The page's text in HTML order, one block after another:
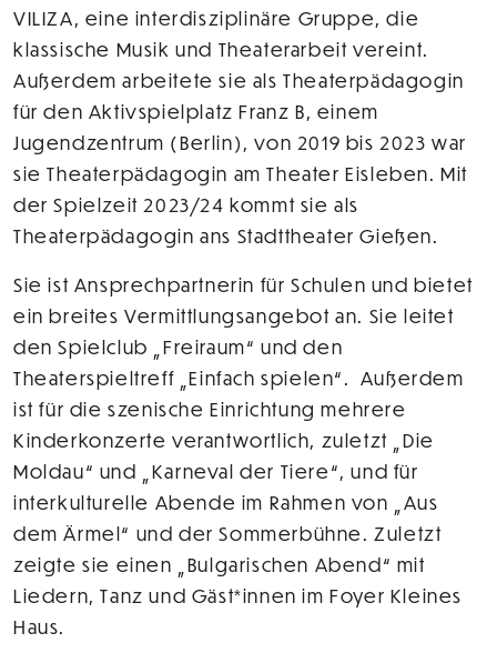
VILIZA, eine interdisziplinäre Gruppe, die
klassische Musik und Theaterarbeit vereint.
Außerdem arbeitete sie als Theaterpädagogin
für den Aktivspielplatz Franz B, einem
Jugendzentrum (Berlin), von 2019 bis 2023 war
sie Theaterpädagogin am Theater Eisleben. Mit
der Spielzeit 2023/24 kommt sie als
Theaterpädagogin ans Stadttheater Gießen.
Sie ist Ansprechpartnerin für Schulen und bietet
ein breites Vermittlungsangebot an. Sie leitet
den Spielclub „Freiraum“ und den
Theaterspieltreff „Einfach spielen“. Außerdem
ist für die szenische Einrichtung mehrere
Kinderkonzerte verantwortlich, zuletzt „Die
Moldau“ und „Karneval der Tiere“, und für
interkulturelle Abende im Rahmen von „Aus
dem Ärmel“ und der Sommerbühne. Zuletzt
zeigte sie einen „Bulgarischen Abend“ mit
Liedern, Tanz und Gäst*innen im Foyer Kleines
Haus.